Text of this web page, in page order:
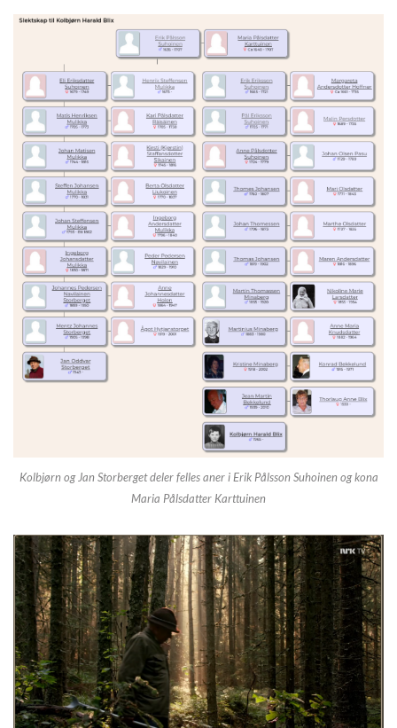
Kolbjørn og Jan Storberget deler felles aner i Erik Pålsson Suhoinen og kona
Maria Pålsdatter Karttuinen